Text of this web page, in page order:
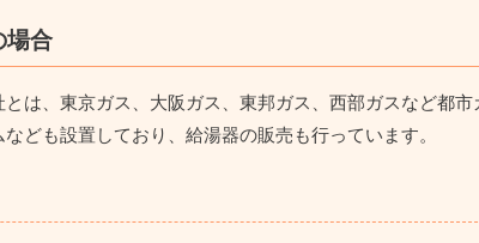
場合
とは、東京ガス、大阪ガス、東邦ガス、西部ガスなど都
ども設置しており、給湯器の販売も行っています。